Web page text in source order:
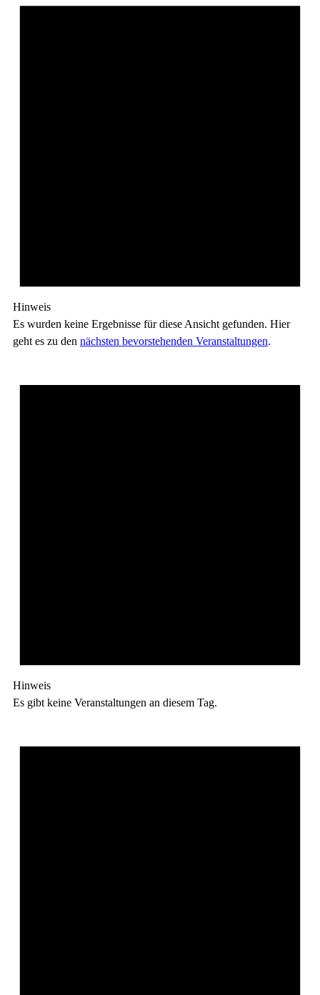
Hinweis
Es wurden keine Ergebnisse für diese Ansicht gefunden. Hier
geht es zu den nächsten bevorstehenden Veranstaltungen.
Hinweis
Es gibt keine Veranstaltungen an diesem Tag.